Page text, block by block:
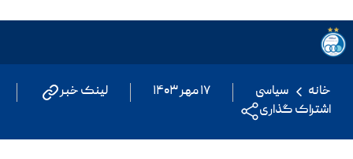
خانه سیاسی ۱۷ مهر ۱۴۰۳
لینک خبر
اشتراک گذاری